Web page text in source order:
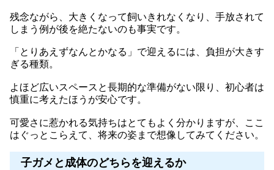
残念ながら、大きくなって飼いきれなくなり、手放されて
しまう例が後を絶たないのも事実です。
「とりあえずなんとかなる」で迎えるには、負担が大きす
ぎる種類。
よほど広いスペースと長期的な準備がない限り、初心者は
慎重に考えたほうが安心です。
可愛さに惹かれる気持ちはとてもよく分かりますが、ここ
はぐっとこらえて、将来の姿まで想像してみてください。
子ガメと成体のどちらを迎えるか